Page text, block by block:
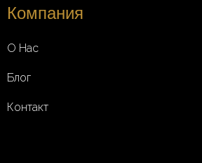
Компания
О Нас
Блог
Контакт